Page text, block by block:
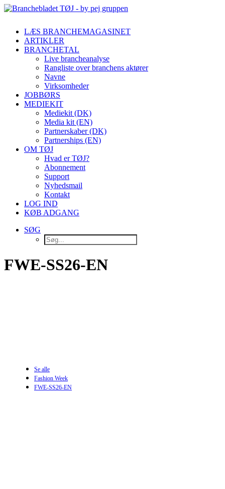
LÆS BRANCHEMAGASINET
ARTIKLER
BRANCHETAL
Live brancheanalyse
Rangliste over branchens aktører
Navne
Virksomheder
JOBBØRS
MEDIEKIT
Mediekit (DK)
Media kit (EN)
Partnerskaber (DK)
Partnerships (EN)
OM TØJ
Hvad er TØJ?
Abonnement
Support
Nyhedsmail
Kontakt
LOG IND
KØB ADGANG
SØG
FWE-SS26-EN
Se alle
Fashion Week
FWE-SS26-EN